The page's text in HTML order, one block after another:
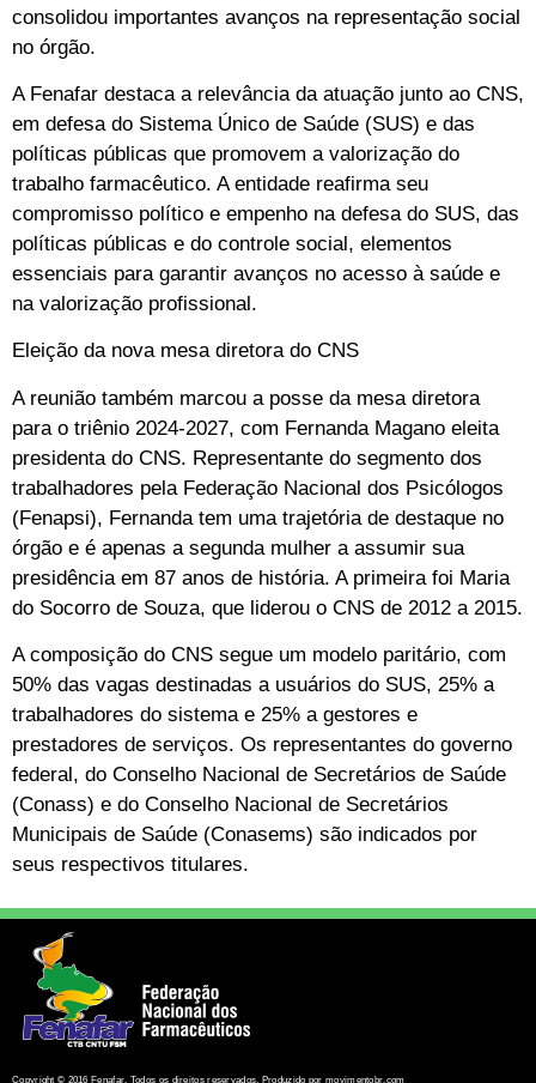
consolidou importantes avanços na representação social
no órgão.
A Fenafar destaca a relevância da atuação junto ao CNS,
em defesa do Sistema Único de Saúde (SUS) e das
políticas públicas que promovem a valorização do
trabalho farmacêutico. A entidade reafirma seu
compromisso político e empenho na defesa do SUS, das
políticas públicas e do controle social, elementos
essenciais para garantir avanços no acesso à saúde e
na valorização profissional.
Eleição da nova mesa diretora do CNS
A reunião também marcou a posse da mesa diretora
para o triênio 2024-2027, com Fernanda Magano eleita
presidenta do CNS. Representante do segmento dos
trabalhadores pela Federação Nacional dos Psicólogos
(Fenapsi), Fernanda tem uma trajetória de destaque no
órgão e é apenas a segunda mulher a assumir sua
presidência em 87 anos de história. A primeira foi Maria
do Socorro de Souza, que liderou o CNS de 2012 a 2015.
A composição do CNS segue um modelo paritário, com
50% das vagas destinadas a usuários do SUS, 25% a
trabalhadores do sistema e 25% a gestores e
prestadores de serviços. Os representantes do governo
federal, do Conselho Nacional de Secretários de Saúde
(Conass) e do Conselho Nacional de Secretários
Municipais de Saúde (Conasems) são indicados por
seus respectivos titulares.
Copyright © 2016 Fenafar. Todos os direitos reservados. Produzido por movimentobr.com